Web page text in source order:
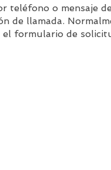
teléfono o mensaje
de llamada.
formulario de